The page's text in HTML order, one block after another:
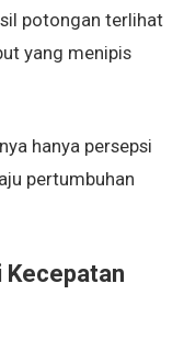
potongan terlihat
yang menipis
hanya persepsi
pertumbuhan
Kecepatan